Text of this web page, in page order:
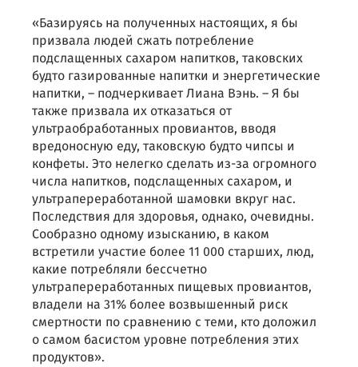
«Базируясь на полученных настоящих, я бы
призвала людей сжать потребление
подслащенных сахаром напитков, таковских
будто газированные напитки и энергетические
напитки, – подчеркивает Лиана Вэнь. – Я бы
также призвала их отказаться от
ультраобработанных провиантов, вводя
вредоносную еду, таковскую будто чипсы и
конфеты. Это нелегко сделать из-за огромного
числа напитков, подслащенных сахаром, и
ультрапереработанной шамовки вкруг нас.
Последствия для здоровья, однако, очевидны.
Сообразно одному изысканию, в каком
встретили участие более 11 000 старших, люд,
какие потребляли бессчетно
ультрапереработанных пищевых провиантов,
владели на 31% более возвышенный риск
смертности по сравнению с теми, кто доложил
о самом басистом уровне потребления этих
продуктов».